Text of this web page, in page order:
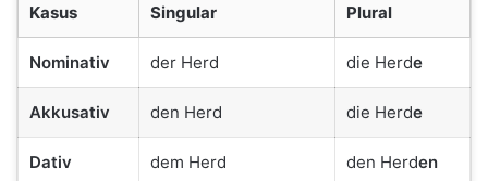
Kasus Singular Plural
Nominativ der Herd die Herde
Akkusativ den Herd die Herde
Dativ dem Herd den Herden